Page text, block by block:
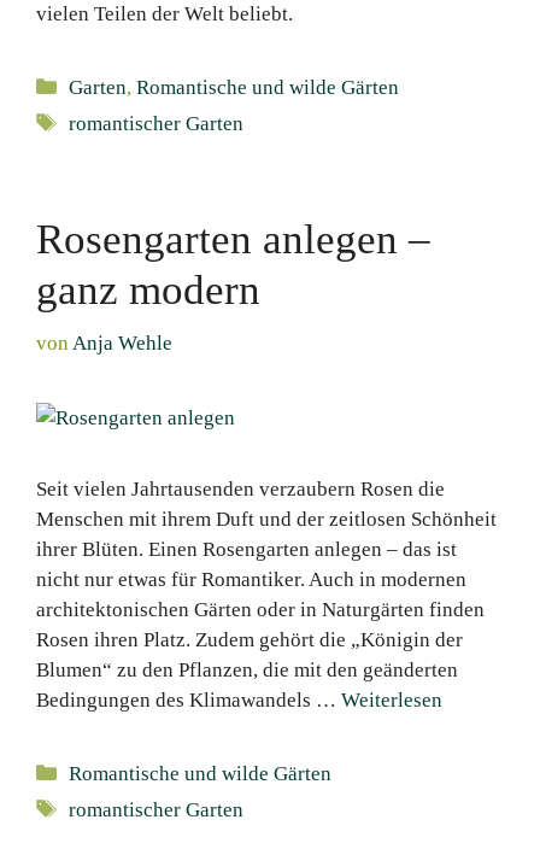
vielen Teilen der Welt beliebt.
Kategorien
Garten,Romantische und wilde Gärten
Schlagwörter
romantischer Garten
Rosengarten anlegen –
ganz modern
von Anja Wehle
Seit vielen Jahrtausenden verzaubern Rosen die
Menschen mit ihrem Duft und der zeitlosen Schönheit
ihrer Blüten. Einen Rosengarten anlegen – das ist
nicht nur etwas für Romantiker. Auch in modernen
architektonischen Gärten oder in Naturgärten finden
Rosen ihren Platz. Zudem gehört die „Königin der
Blumen“ zu den Pflanzen, die mit den geänderten
Bedingungen des Klimawandels … Weiterlesen
Kategorien
Romantische und wilde Gärten
Schlagwörter
romantischer Garten